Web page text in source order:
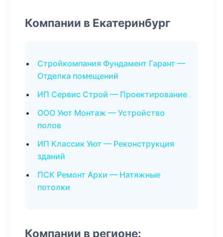
Компании в Екатеринбург
Стройкомпания Фундамент Гарант —
Отделка помещений
ИП Сервис Строй — Проектирование
ООО Уют Монтаж — Устройство
полов
ИП Классик Уют — Реконструкция
зданий
ПСК Ремонт Архи — Натяжные
потолки
Компании в регионе: